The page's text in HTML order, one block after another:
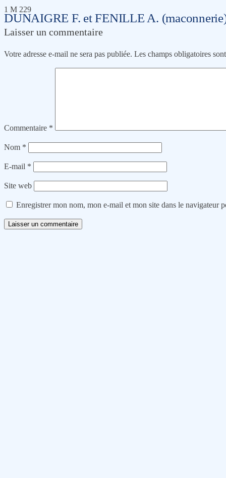
DUNAIGRE F. et FENILLE A.
1 M 229
Laisser un commentaire
Votre adresse e-mail ne sera pas publiée. Les champs obligatoires
Commentaire *
Nom *
E-mail *
Site web
Enregistrer mon nom, mon e-mail et mon site dans le navigateur